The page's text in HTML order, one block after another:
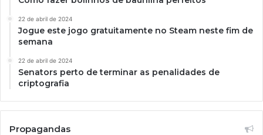
22 de abril de 2024
Jogue este jogo gratuitamente no Steam neste fim de
semana
22 de abril de 2024
Senators perto de terminar as penalidades de
criptografia
Propagandas